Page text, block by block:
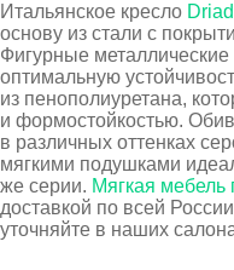
Итальянское кресло
основу из стали с
Фигурные
оптимальную
из пенополиуретана,
и формостойкостью.
в различных оттенках
мягкими подушками
же серии. Мягкая мебель
доставкой по всей
уточняйте в наших